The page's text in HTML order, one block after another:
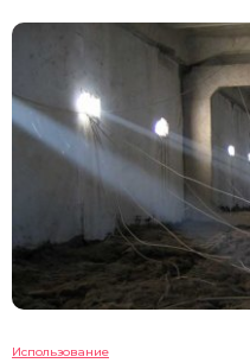
Использование